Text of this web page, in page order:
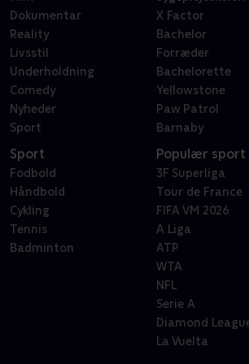
Dokumentar
Reality
Livsstil
Underholdning
Comedy
Nyheder
Sport
X Factor
Bachelor
Forræder
Bachelorette
Yellowstone
Paw Patrol
Barnaby
Sport
Fodbold
Håndbold
Cykling
Tennis
Badminton
Populær sport
3F Superliga
Tour de France
FIFA VM 2026
A Liga
ATP
WTA
NFL
Serie A
Diamond
La Vuelta